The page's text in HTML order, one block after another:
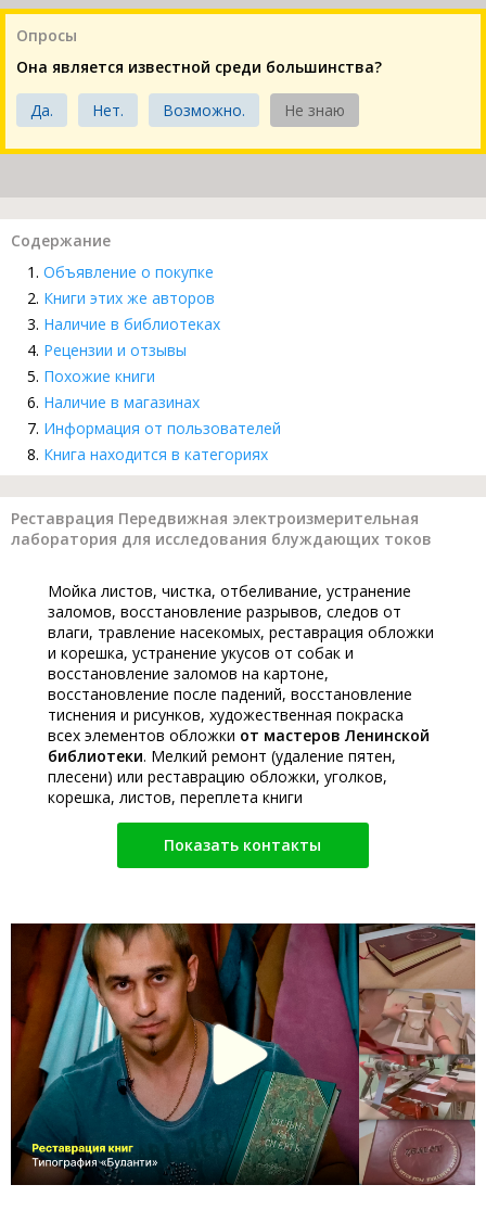
Опросы
Она является известной среди большинства?
Да. Нет. Возможно. Не знаю
Содержание
Объявление о покупке
Книги этих же авторов
Наличие в библиотеках
Рецензии и отзывы
Похожие книги
Наличие в магазинах
Информация от пользователей
Книга находится в категориях
Реставрация Передвижная электроизмерительная
лаборатория для исследования блуждающих токов
Мойка листов, чистка, отбеливание, устранение
заломов, восстановление разрывов, следов от
влаги, травление насекомых, реставрация обложки
и корешка, устранение укусов от собак и
восстановление заломов на картоне,
восстановление после падений, восстановление
тиснения и рисунков, художественная покраска
всех элементов обложки от мастеров Ленинской
библиотеки. Мелкий ремонт (удаление пятен,
плесени) или реставрацию обложки, уголков,
корешка, листов, переплета книги
Показать контакты